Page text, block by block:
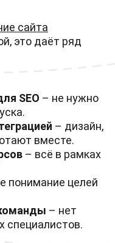
сайта
это даёт ряд
SEO – не нужно
– дизайн,
вместе.
– всё в рамках
понимание целей
– нет
специалистов.